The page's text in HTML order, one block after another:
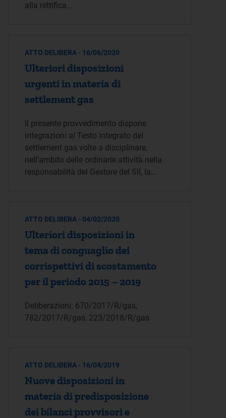
alla rettifica…
ATTO DELIBERA - 16/06/2020
Ulteriori disposizioni
urgenti in materia di
settlement gas
Il presente provvedimento dispone
integrazioni al Testo integrato del
settlement gas volte a disciplinare,
nell'ambito delle ordinarie attività nella
responsabilità del Gestore del SII, la…
ATTO DELIBERA - 04/02/2020
Ulteriori disposizioni in
tema di conguaglio dei
corrispettivi di scostamento
per il periodo 2015 – 2019
Deliberazioni: 670/2017/R/gas,
782/2017/R/gas, 223/2018/R/gas
ATTO DELIBERA - 16/04/2019
Nuove disposizioni in
materia di predisposizione
dei bilanci provvisori e